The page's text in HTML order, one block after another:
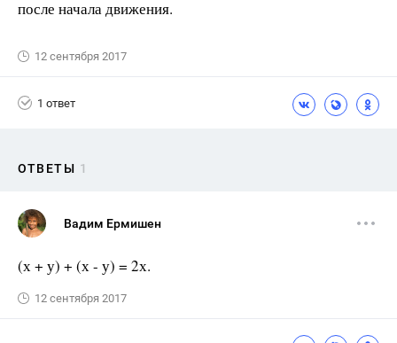
после начала движения.
12 сентября 2017
1 ответ
ОТВЕТЫ 1
Вадим Ермишен
(х + у) + (х - у) = 2х.
12 сентября 2017